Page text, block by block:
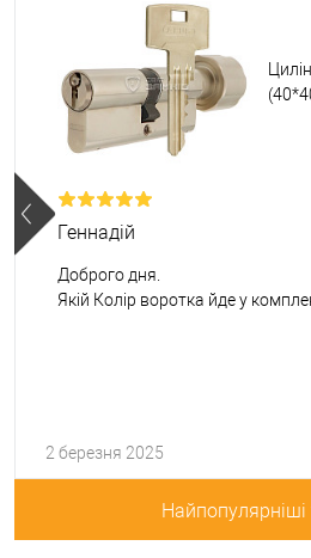
Геннадій
Доброго дня.
Якій Колір воротка йде у
2 березня 2025